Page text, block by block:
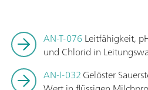
AN-T-076Leitfähigkeit,
und Chlorid in
AN-I-032Gelöster